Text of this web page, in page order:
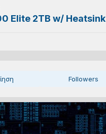
Elite 2TB w/ Heatsink
Followers